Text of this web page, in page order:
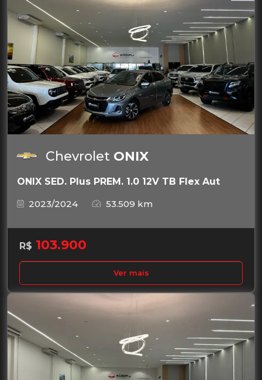
Chevrolet ONIX
ONIX SED. Plus PREM. 1.0 12V TB Flex Aut
2023/2024
53.509 km
R$ 103.900
Ver mais